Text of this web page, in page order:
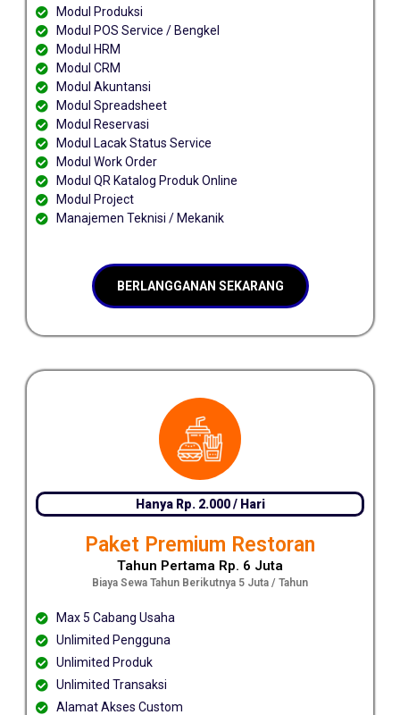
Modul Produksi
Modul POS Service / Bengkel
Modul HRM
Modul CRM
Modul Akuntansi
Modul Spreadsheet
Modul Reservasi
Modul Lacak Status Service
Modul Work Order
Modul QR Katalog Produk Online
Modul Project
Manajemen Teknisi / Mekanik
BERLANGGANAN SEKARANG
Hanya Rp. 2.000 / Hari
Paket Premium Restoran
Tahun Pertama Rp. 6 Juta
Biaya Sewa Tahun Berikutnya 5 Juta / Tahun
Max 5 Cabang Usaha
Unlimited Pengguna
Unlimited Produk
Unlimited Transaksi
Alamat Akses Custom